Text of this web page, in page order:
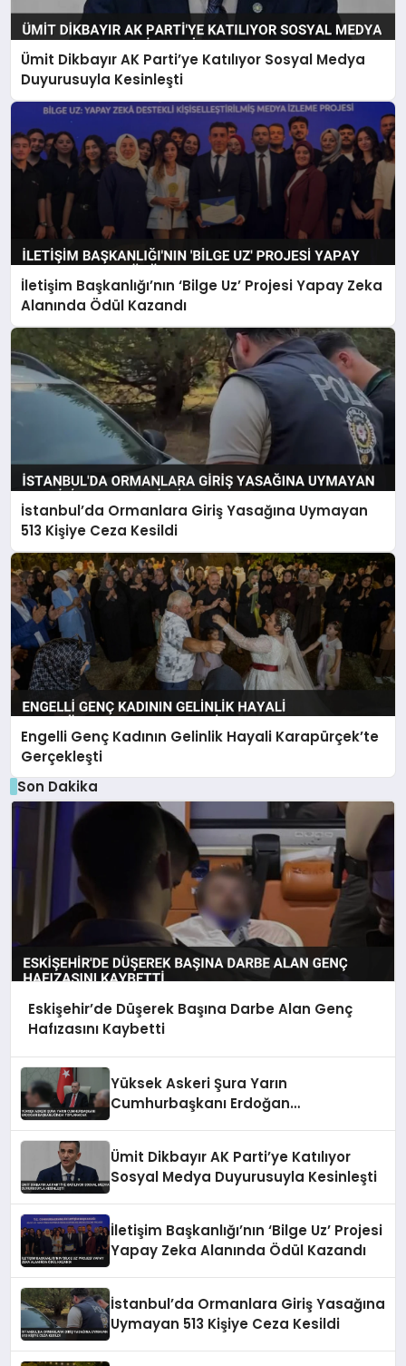
Ümit Dikbayır AK Parti’ye Katılıyor Sosyal Medya
Duyurusuyla Kesinleşti
İletişim Başkanlığı’nın ‘Bilge Uz’ Projesi Yapay Zeka
Alanında Ödül Kazandı
İstanbul’da Ormanlara Giriş Yasağına Uymayan
513 Kişiye Ceza Kesildi
Engelli Genç Kadının Gelinlik Hayali Karapürçek’te
Gerçekleşti
Son Dakika
Eskişehir’de Düşerek Başına Darbe Alan Genç
Hafızasını Kaybetti
Yüksek Askeri Şura Yarın
Cumhurbaşkanı Erdoğan
Ümit Dikbayır AK Parti’ye Katılıyor
Sosyal Medya Duyurusuyla Kesinleşti
İletişim Başkanlığı’nın ‘Bilge Uz’ Projesi
Yapay Zeka Alanında Ödül Kazandı
İstanbul’da Ormanlara Giriş Yasağına
Uymayan 513 Kişiye Ceza Kesildi